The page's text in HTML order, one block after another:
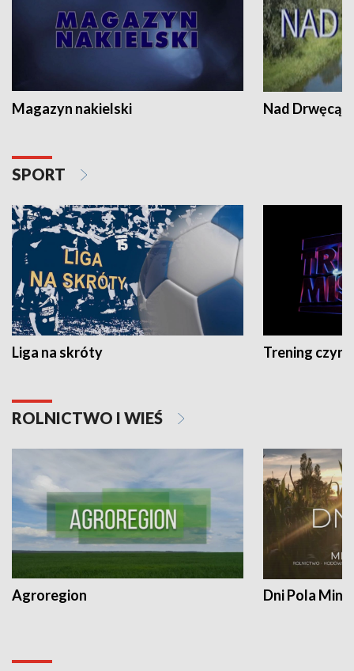
Magazyn nakielski Nad Drwęcą
SPORT
Liga na skróty Trening czyni
ROLNICTWO I WIEŚ
Agroregion Dni Pola